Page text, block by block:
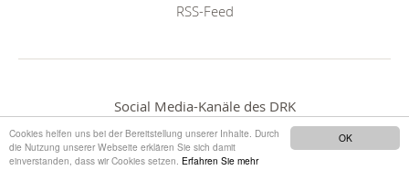
OK
Cookies helfen uns bei der Bereitstellung unserer Inhalte. Durch
die Nutzung unserer Webseite erklären Sie sich damit
einverstanden, dass wir Cookies setzen. Erfahren Sie mehr
RSS-Feed
Social Media-Kanäle des DRK